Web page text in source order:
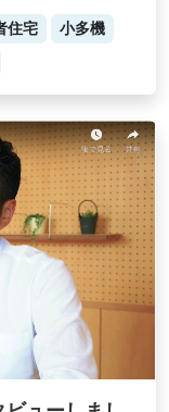
住宅
小多機